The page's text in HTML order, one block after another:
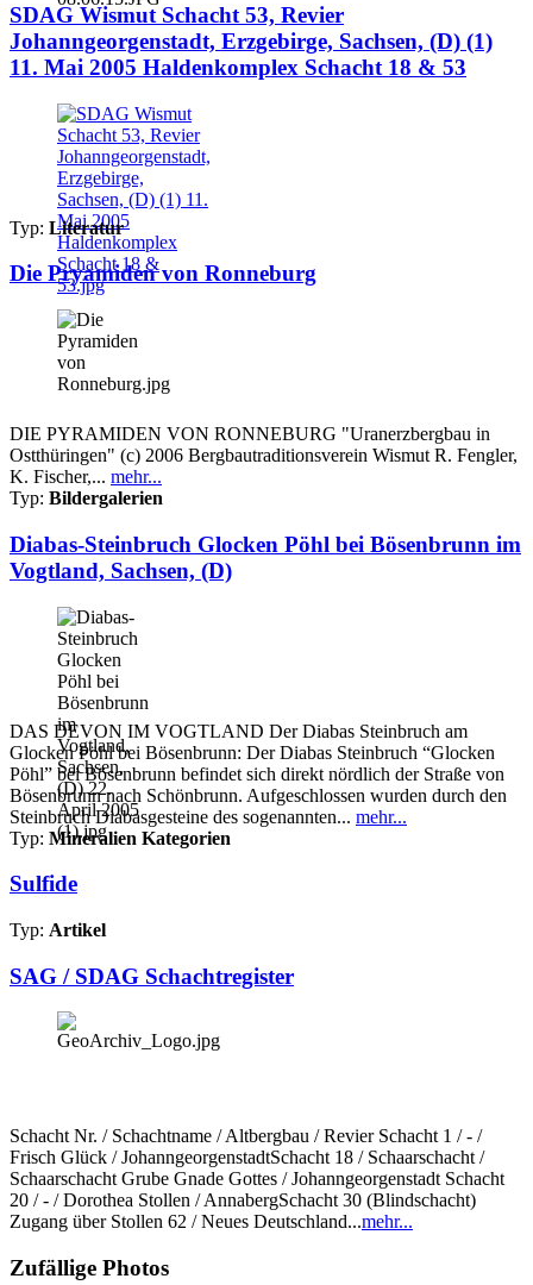
SDAG Wismut Schacht 53, Revier
Johanngeorgenstadt, Erzgebirge, Sachsen, (D) (1)
11. Mai 2005 Haldenkomplex Schacht 18 & 53
Typ: Literatur
Die Pryamiden von Ronneburg
DIE PYRAMIDEN VON RONNEBURG "Uranerzbergbau in
Ostthüringen" (c) 2006 Bergbautraditionsverein Wismut R. Fengler,
K. Fischer,... mehr...
Typ: Bildergalerien
Diabas-Steinbruch Glocken Pöhl bei Bösenbrunn im
Vogtland, Sachsen, (D)
DAS DEVON IM VOGTLAND Der Diabas Steinbruch am
Glocken Pöhl bei Bösenbrunn: Der Diabas Steinbruch “Glocken
Pöhl” bei Bösenbrunn befindet sich direkt nördlich der Straße von
Bösenbrunn nach Schönbrunn. Aufgeschlossen wurden durch den
Steinbruch Diabasgesteine des sogenannten... mehr...
Typ: Mineralien Kategorien
Sulfide
Typ: Artikel
SAG / SDAG Schachtregister
Schacht Nr. / Schachtname / Altbergbau / Revier Schacht 1 / - /
Frisch Glück / JohanngeorgenstadtSchacht 18 / Schaarschacht /
Schaarschacht Grube Gnade Gottes / Johanngeorgenstadt Schacht
20 / - / Dorothea Stollen / AnnabergSchacht 30 (Blindschacht)
Zugang über Stollen 62 / Neues Deutschland...mehr...
Zufällige Photos